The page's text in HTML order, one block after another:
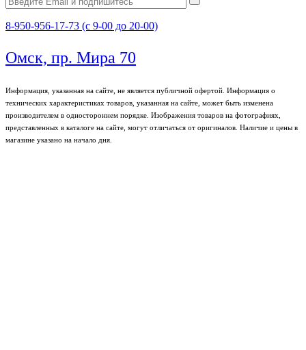
8-950-956-17-73 (с 9-00 до 20-00)
Омск, пр. Мира 70
Информация, указанная на сайте, не является публичной офертой. Информация о
технических характеристиках товаров, указанная на сайте, может быть изменена
производителем в одностороннем порядке. Изображения товаров на фотографиях,
представленных в каталоге на сайте, могут отличаться от оригиналов. Наличие и цены в
магазине указано на начало дня.